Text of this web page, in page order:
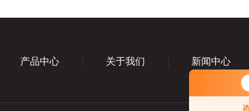
产品中心 关于我们 新闻中心